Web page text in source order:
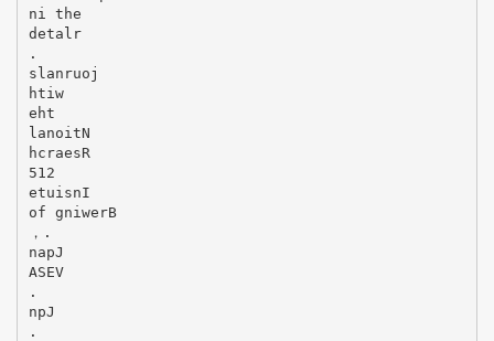
ni the
detalr
.
slanruoj
htiw
eht
lanoitN
hcraesR
512
etuisnI
of gniwerB
，.
napJ
ASEV
.
npJ
.